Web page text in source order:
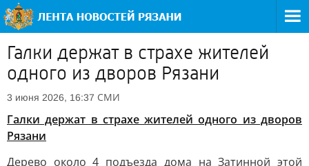
Галки держат в страхе жителей
одного из дворов Рязани
3 июня 2026, 16:37 СМИ
Галки держат в страхе жителей одного из дворов
Рязани
Дерево около 4 подъезда дома на Затинной этой